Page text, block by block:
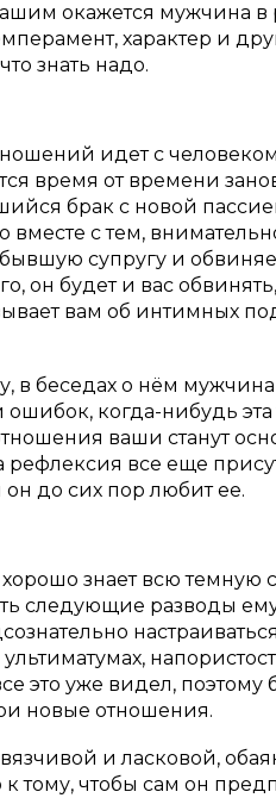
окажется мужчина в
характер и
знать надо.
идет с
время от времени
брак с новой
с тем,
супругу и
он будет и вас
вам об интимных
в беседах о нём
когда-нибудь эта
ваши станут
все еще
до сих пор любит ее.
знает всю темную
следующие разводы
это уже видел, поэтому
новые отношения.
и ласковой,
тому, чтобы сам он